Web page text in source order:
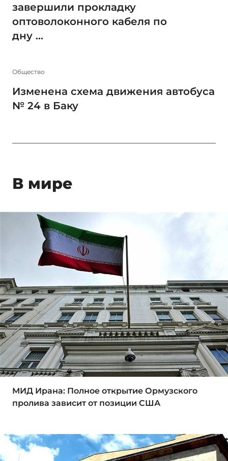
завершили прокладку
оптоволоконного кабеля по
дну ...
Общество
Изменена схема движения автобуса
№ 24 в Баку
В мире
МИД Ирана: Полное открытие Ормузского
пролива зависит от позиции США